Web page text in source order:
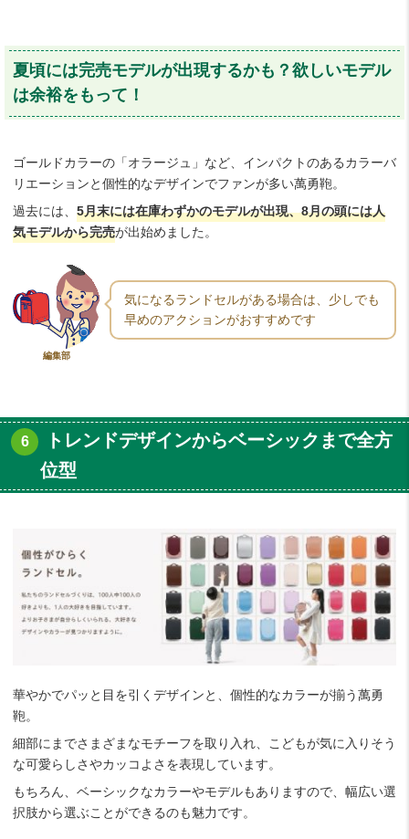
夏頃には完売モデルが出現するかも？欲しいモデル
は余裕をもって！
ゴールドカラーの「オラージュ」など、インパクトのあるカラーバ
リエーションと個性的なデザインでファンが多い萬勇鞄。
過去には、 5月末には在庫わずかのモデルが出現、8月の頭には人
気モデルから完売が出始めました。
編集部
気になるランドセルがある場合は、少しでも
早めのアクションがおすすめです
トレンドデザインからベーシックまで全方
位型
華やかでパッと目を引くデザインと、個性的なカラーが揃う萬勇
鞄。
細部にまでさまざまなモチーフを取り入れ、こどもが気に入りそう
な可愛らしさやカッコよさを表現しています。
もちろん、ベーシックなカラーやモデルもありますので、幅広い選
択肢から選ぶことができるのも魅力です。